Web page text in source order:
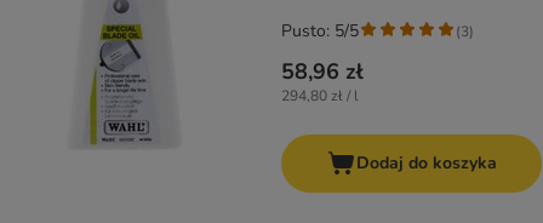
58,96 zł
294,80 zł / l
Pusto: 5/5 (3)
Dodaj do koszyka